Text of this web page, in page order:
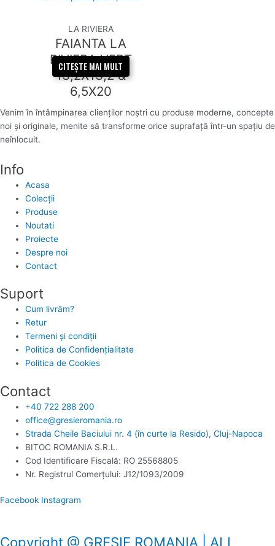
LA RIVIERA
FAIANTA LA
RIVIERA VERT
13,2X13,2 &
6,5X20
CITEȘTE MAI MULT
Venim în întâmpinarea clienților noștri cu produse moderne, concepte
noi și originale, menite să transforme orice suprafață într-un spațiu de
neînlocuit.
Info
Acasa
Colecții
Produse
Noutati
Proiecte
Despre noi
Contact
Suport
Cum livrăm?
Retur
Termeni și condiții
Politica de Confidențialitate
Politica de Cookies
Contact
+40 722 288 200
office@gresieromania.ro
Strada Cheile Baciului nr. 4 (în curte la Resido), Cluj-Napoca
BITOC ROMANIA S.R.L.
Cod Identificare Fiscală: RO 25568805
Nr. Registrul Comerţului: J12/1093/2009
Facebook Instagram
Copyright @ GRESIE ROMANIA | ALL